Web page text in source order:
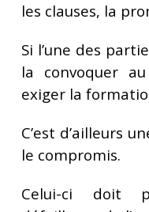
les clauses, la
Si l’une des
la convoquer
exiger la
C’est d’ailleurs
le compromis.
Celui-ci doit